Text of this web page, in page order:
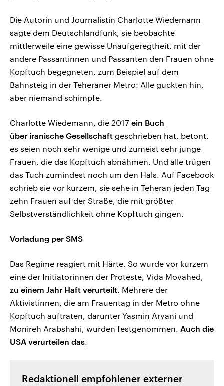
Die Autorin und Journalistin Charlotte Wiedemann
sagte dem Deutschlandfunk, sie beobachte
mittlerweile eine gewisse Unaufgeregtheit, mit der
andere Passantinnen und Passanten den Frauen ohne
Kopftuch begegneten, zum Beispiel auf dem
Bahnsteig in der Teheraner Metro: Alle guckten hin,
aber niemand schimpfe.
Charlotte Wiedemann, die 2017 ein Buch
über iranische Gesellschaft geschrieben hat, betont,
es seien noch sehr wenige und zumeist sehr junge
Frauen, die das Kopftuch abnähmen. Und alle trügen
das Tuch zumindest noch um den Hals. Auf Facebook
schrieb sie vor kurzem, sie sehe in Teheran jeden Tag
zehn Frauen auf der Straße, die mit größter
Selbstverständlichkeit ohne Kopftuch gingen.
Vorladung per SMS
Das Regime reagiert mit Härte. So wurde vor kurzem
eine der Initiatorinnen der Proteste, Vida Movahed,
zu einem Jahr Haft verurteilt. Mehrere der
Aktivistinnen, die am Frauentag in der Metro ohne
Kopftuch auftraten, darunter Yasmin Aryani und
Monireh Arabshahi, wurden festgenommen. Auch die
USA verurteilen das.
Redaktionell empfohlener externer